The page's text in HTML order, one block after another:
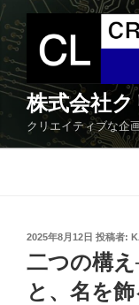
コ
ン
テ
ン
ツ
株式会社
クリエイティブな企
投
稿
日:
2025年8月12日 投稿者:
二つの構
と、名を